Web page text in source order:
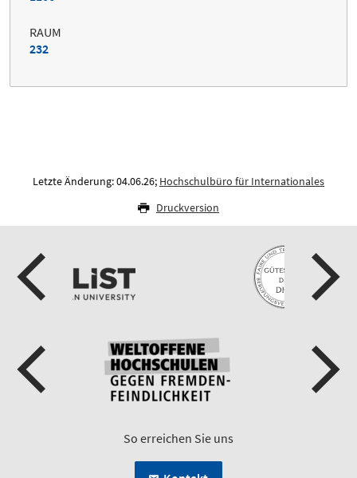
RAUM
232
Letzte Änderung: 04.06.26; Hochschulbüro für Internationales
Druckversion
So erreichen Sie uns